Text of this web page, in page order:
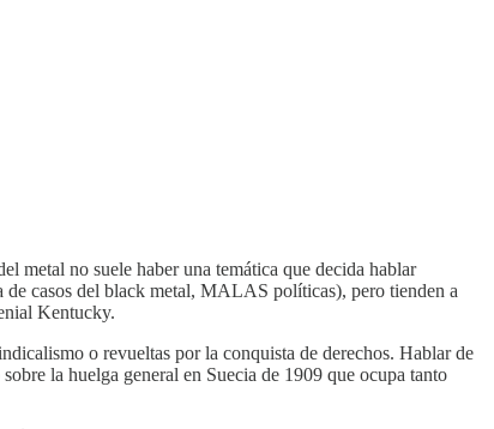
metal no suele haber una temática que decida hablar
de casos del black metal, MALAS políticas), pero tienden a
Kentucky.
o revueltas por la conquista de derechos. Hablar de
la huelga general en Suecia de 1909 que ocupa tanto